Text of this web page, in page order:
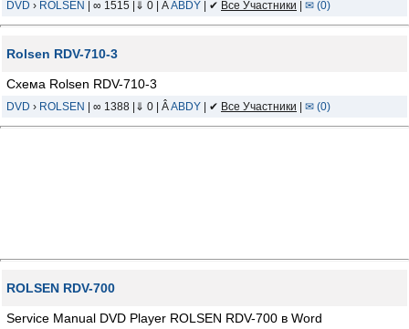
DVD › ROLSEN | ∞ 1515 |⇓ 0 | ÂABDY | ✔ Все Участники ✉ (0)
Rolsen RDV-710-3
Схема Rolsen RDV-710-3
DVD › ROLSEN | ∞ 1388 |⇓ 0 | ÂABDY | ✔ Все Участники ✉ (0)
ROLSEN RDV-700
Service Manual DVD Player ROLSEN RDV-700 в Word